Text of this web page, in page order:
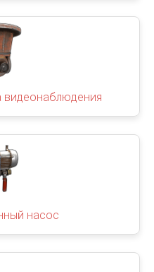
видеонаблюдения
насос